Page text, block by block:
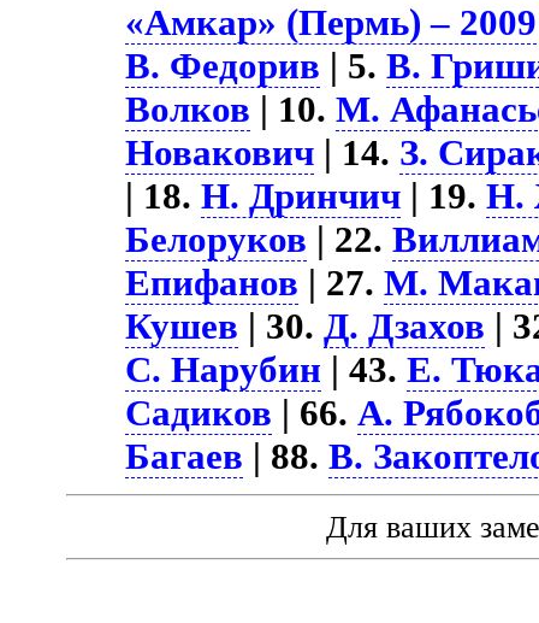
«Амкар» (Пермь) – 2009
В. Федорив | 5.В.
Волков | 10.М.
Новакович | 14. З.
| 18.Н. Дринчич | 19.Н.
Белоруков | 22.
Епифанов | 27.М.
Кушев | 30.Д. Дзахов |
С. Нарубин | 43.Е.
Садиков | 66.А.
Багаев | 88.В.
Для ваших